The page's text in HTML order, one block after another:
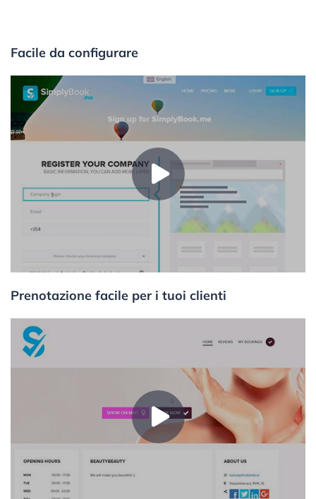
Facile da configurare
Prenotazione facile per i tuoi clienti